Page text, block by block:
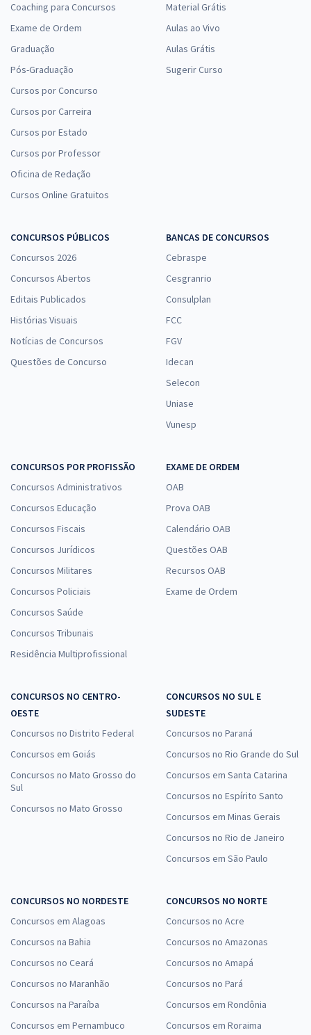
Coaching para Concursos
Exame de Ordem
Graduação
Pós-Graduação
Cursos por Concurso
Cursos por Carreira
Cursos por Estado
Cursos por Professor
Oficina de Redação
Cursos Online Gratuitos
Material Grátis
Aulas ao Vivo
Aulas Grátis
Sugerir Curso
CONCURSOS PÚBLICOS
Concursos 2026
Concursos Abertos
Editais Publicados
Histórias Visuais
Notícias de Concursos
Questões de Concurso
BANCAS DE CONCURSOS
Cebraspe
Cesgranrio
Consulplan
FCC
FGV
Idecan
Selecon
Uniase
Vunesp
CONCURSOS POR PROFISSÃO
Concursos Administrativos
Concursos Educação
Concursos Fiscais
Concursos Jurídicos
Concursos Militares
Concursos Policiais
Concursos Saúde
Concursos Tribunais
Residência Multiprofissional
EXAME DE ORDEM
OAB
Prova OAB
Calendário OAB
Questões OAB
Recursos OAB
Exame de Ordem
CONCURSOS NO CENTRO-
OESTE
Concursos no Distrito Federal
Concursos em Goiás
Concursos no Mato Grosso do
Sul
Concursos no Mato Grosso
CONCURSOS NO SUL E
SUDESTE
Concursos no Paraná
Concursos no Rio Grande do Sul
Concursos em Santa Catarina
Concursos no Espírito Santo
Concursos em Minas Gerais
Concursos no Rio de Janeiro
Concursos em São Paulo
CONCURSOS NO NORDESTE
Concursos em Alagoas
Concursos na Bahia
Concursos no Ceará
Concursos no Maranhão
Concursos na Paraíba
Concursos em Pernambuco
CONCURSOS NO NORTE
Concursos no Acre
Concursos no Amazonas
Concursos no Amapá
Concursos no Pará
Concursos em Rondônia
Concursos em Roraima